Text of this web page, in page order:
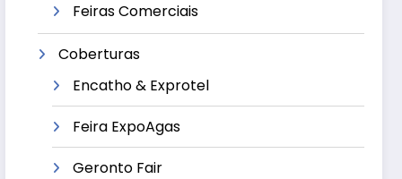
Feiras Comerciais
Coberturas
Encatho & Exprotel
Feira ExpoAgas
Geronto Fair